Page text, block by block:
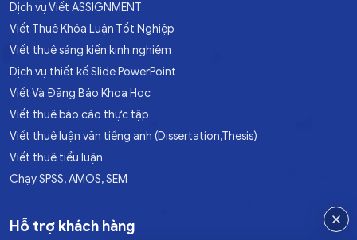
Dịch vụ Viết ASSIGNMENT
Viết Thuê Khóa Luận Tốt Nghiệp
Viết thuê sáng kiến kinh nghiệm
Dịch vụ thiết kế Slide PowerPoint
Viết Và Đăng Báo Khoa Học
Viết thuê báo cáo thực tập
Viết thuê luận văn tiếng anh (Dissertation,Thesis)
Viết thuê tiểu luận
Chạy SPSS, AMOS, SEM
Hỗ trợ khách hàng